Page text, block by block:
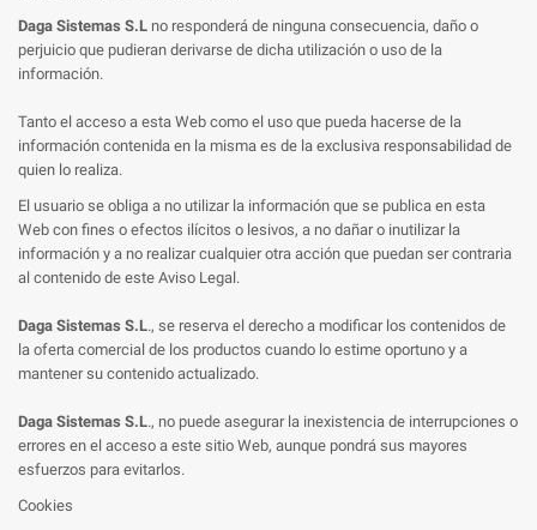
Daga Sistemas S.L no responderá de ninguna consecuencia, daño o
perjuicio que pudieran derivarse de dicha utilización o uso de la
información.
Tanto el acceso a esta Web como el uso que pueda hacerse de la
información contenida en la misma es de la exclusiva responsabilidad de
quien lo realiza.
El usuario se obliga a no utilizar la información que se publica en esta
Web con fines o efectos ilícitos o lesivos, a no dañar o inutilizar la
información y a no realizar cualquier otra acción que puedan ser contraria
al contenido de este Aviso Legal.
Daga Sistemas S.L., se reserva el derecho a modificar los contenidos de
la oferta comercial de los productos cuando lo estime oportuno y a
mantener su contenido actualizado.
Daga Sistemas S.L., no puede asegurar la inexistencia de interrupciones o
errores en el acceso a este sitio Web, aunque pondrá sus mayores
esfuerzos para evitarlos.
Cookies